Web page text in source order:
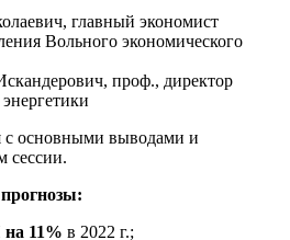
главный экономист
Вольного экономического
проф., директор
с основными выводами и
сессии.
на 11% в 2022 г.;